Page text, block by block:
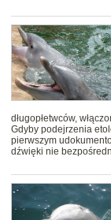
długopłetwców,
Gdyby podejrzenia
pierwszym
dźwięki nie